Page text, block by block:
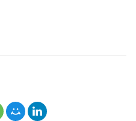
всплеск активности на валютных
компаний имеют потенциал роста